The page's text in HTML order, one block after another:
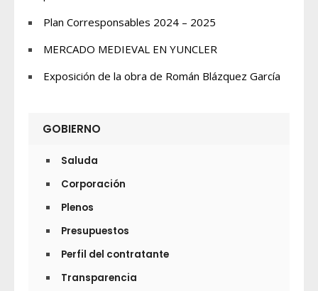
Plan Corresponsables 2024 – 2025
MERCADO MEDIEVAL EN YUNCLER
Exposición de la obra de Román Blázquez García
GOBIERNO
Saluda
Corporación
Plenos
Presupuestos
Perfil del contratante
Transparencia